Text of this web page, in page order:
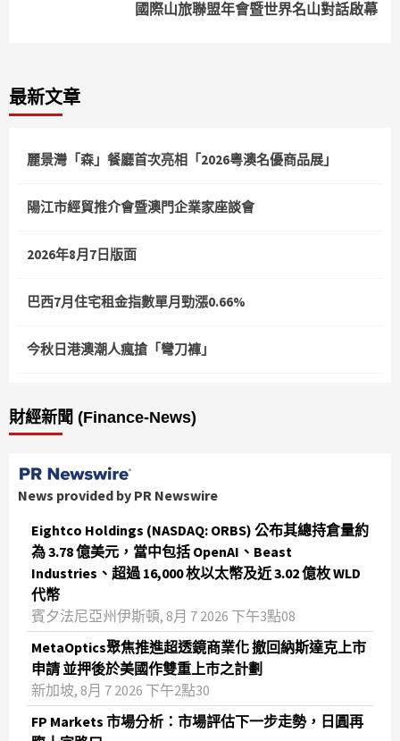
國際山旅聯盟年會暨世界名山對話啟幕
最新文章
麗景灣「森」餐廳首次亮相「2026粵澳名優商品展」
陽江市經貿推介會暨澳門企業家座談會
2026年8月7日版面
巴西7月住宅租金指數單月勁漲0.66%
今秋日港澳潮人瘋搶「彎刀褲」
財經新聞 (Finance-News)
News provided by PR Newswire
Eightco Holdings (NASDAQ: ORBS) 公布其總持倉量約
為 3.78 億美元，當中包括 OpenAI、Beast
Industries、超過 16,000 枚以太幣及近 3.02 億枚 WLD
代幣
賓夕法尼亞州伊斯頓, 8月 7 2026 下午3點08
MetaOptics聚焦推進超透鏡商業化 撤回納斯達克上市
申請 並押後於美國作雙重上市之計劃
新加坡, 8月 7 2026 下午2點30
FP Markets 市場分析：市場評估下一步走勢，日圓再